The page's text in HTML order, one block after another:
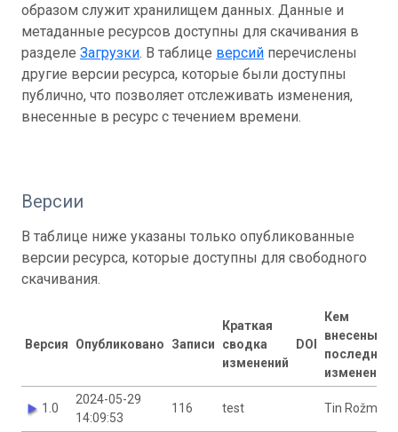
образом служит хранилищем данных. Данные и
метаданные ресурсов доступны для скачивания в
разделе Загрузки. В таблице версий перечислены
другие версии ресурса, которые были доступны
публично, что позволяет отслеживать изменения,
внесенные в ресурс с течением времени.
Версии
В таблице ниже указаны только опубликованные
версии ресурса, которые доступны для свободного
скачивания.
Версия Опубликовано Записи
Краткая
сводка
изменений
DOI
Кем
внесены
последние
изменения
1.0
2024-05-29
14:09:53
116 test Tin Rožman